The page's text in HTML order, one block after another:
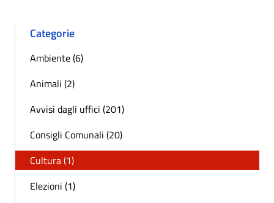
Categorie
Ambiente (6)
Animali (2)
Avvisi dagli uffici (201)
Consigli Comunali (20)
Cultura (1)
Elezioni (1)